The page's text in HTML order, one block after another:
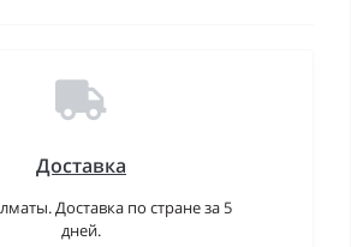
Доставка
Доставка по стране за 5
дней.